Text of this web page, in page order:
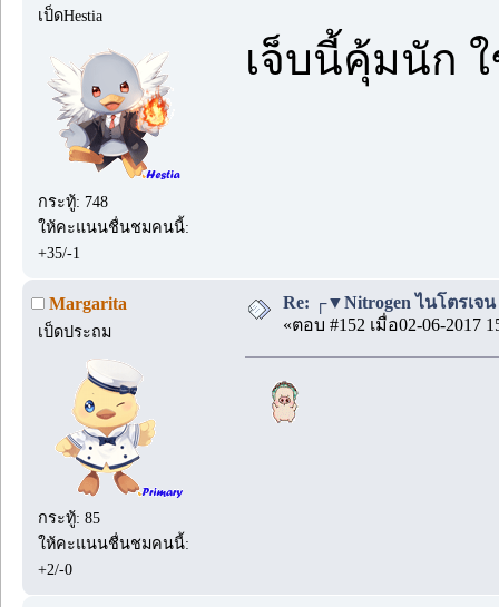
เป็ดHestia
กระทู้: 748
ให้คะแนนชื่นชมคนนี้:
+35/-1
เจ็บนี้คุ้มนัก
Margarita
เป็ดประถม
กระทู้: 85
ให้คะแนนชื่นชมคนนี้:
+2/-0
Re: ┌▼Nitrogen ไนโตรเจน
«ตอบ #152 เมื่อ02-06-2017